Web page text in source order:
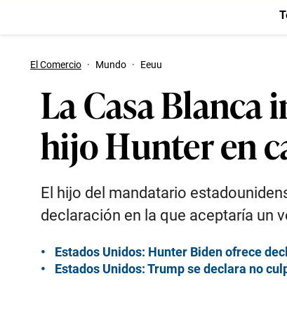
El Comercio · Mundo · Eeuu
La Casa Blanca
hijo Hunter en
El hijo del mandatario
declaración en la que aceptaría un
Estados Unidos: Hunter Biden ofrece
Estados Unidos: Trump se declara no